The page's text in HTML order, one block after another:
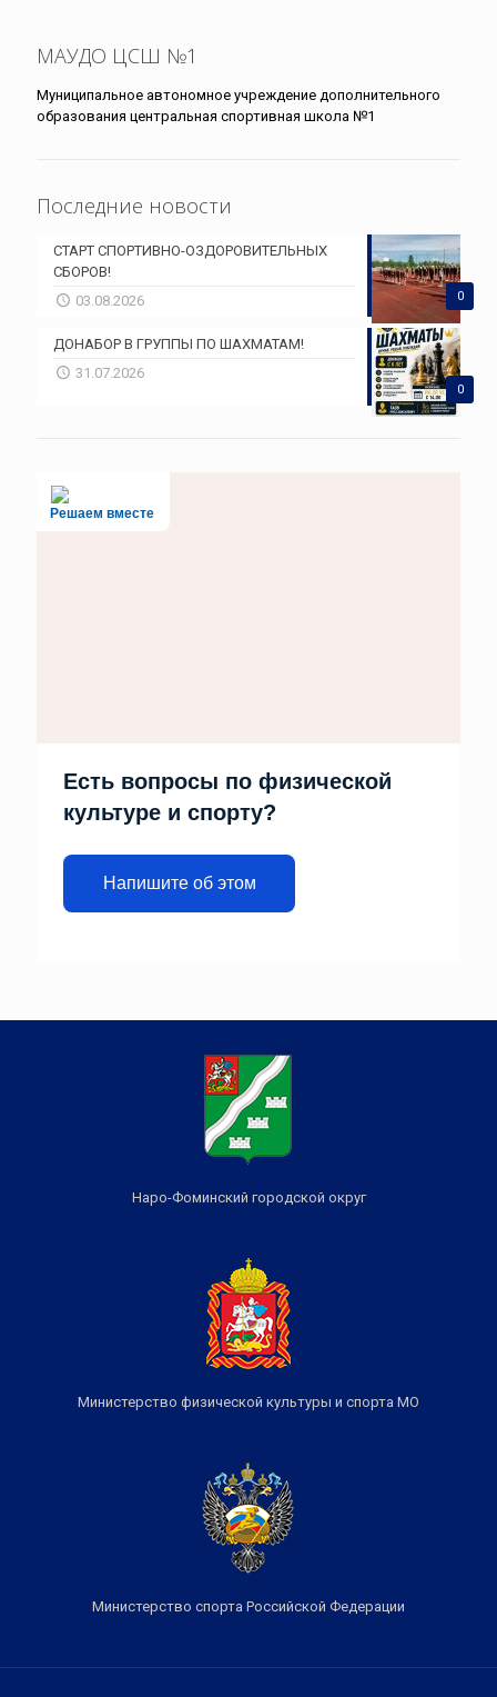
МАУДО ЦСШ №1
Муниципальное автономное учреждение дополнительного
образования центральная спортивная школа №1
Последние новости
0
СТАРТ СПОРТИВНО-ОЗДОРОВИТЕЛЬНЫХ
СБОРОВ!
03.08.2026
0
ДОНАБОР В ГРУППЫ ПО ШАХМАТАМ!
31.07.2026
Решаем вместе
Есть вопросы по физической
культуре и спорту?
Напишите об этом
Наро-Фоминский городской округ
Министерство физической культуры и спорта МО
Министерство спорта Российской Федерации